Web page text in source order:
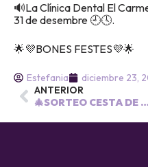
🔊La Clínica Dental El
31 de desembre 🕘🕓.
🌟💜BONES FESTES💜🌟
Estefania
diciembre 23,
ANTERIOR
🎄SORTEO CESTA DE NAVIDAD🎄